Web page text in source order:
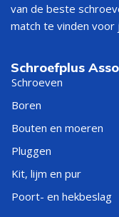
van de beste
match te vinden voor
Schroefplus
Schroeven
Boren
Bouten en moeren
Pluggen
Kit, lijm en pur
Poort- en hekbeslag